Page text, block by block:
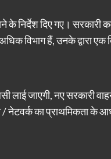
के निर्देश दिए गए। सरकारी
विभाग हैं, उनके द्वारा
लाई जाएगी, नए सरकारी
का प्राथमिकता के